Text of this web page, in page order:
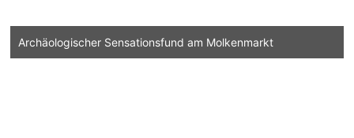
Archäologischer Sensationsfund am Molkenmarkt